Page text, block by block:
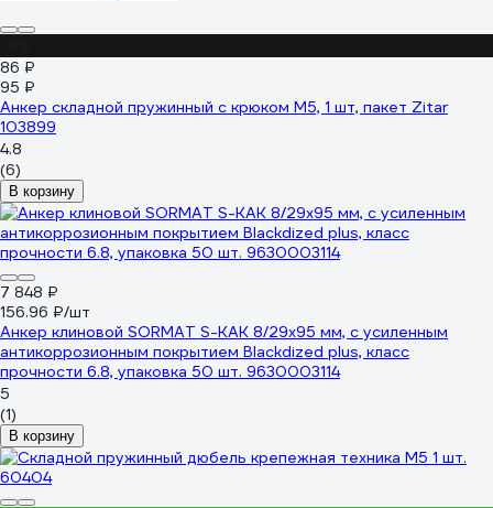
86 ₽
95 ₽
Анкер складной пружинный с крюком М5, 1 шт, пакет Zitar
103899
4.8
(6)
В корзину
7 848 ₽
156.96 ₽/шт
Анкер клиновой SORMAT S-KAK 8/29x95 мм, с усиленным
антикоррозионным покрытием Blackdized plus, класс
прочности 6.8, упаковка 50 шт. 9630003114
5
(1)
В корзину